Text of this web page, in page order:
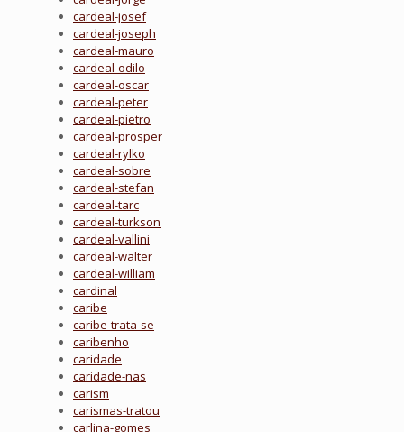
cardeal-josef
cardeal-joseph
cardeal-mauro
cardeal-odilo
cardeal-oscar
cardeal-peter
cardeal-pietro
cardeal-prosper
cardeal-rylko
cardeal-sobre
cardeal-stefan
cardeal-tarc
cardeal-turkson
cardeal-vallini
cardeal-walter
cardeal-william
cardinal
caribe
caribe-trata-se
caribenho
caridade
caridade-nas
carism
carismas-tratou
carlina-gomes